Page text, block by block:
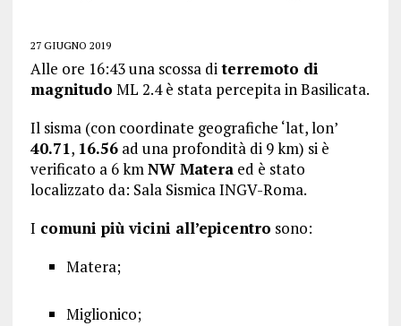
27 GIUGNO 2019
Alle ore 16:43 una scossa diterremoto di
magnitudo ML 2.4 è stata percepita in Basilicata.
Il sisma (con coordinate geografiche ‘lat, lon’
40.71, 16.56ad una profondità di 9 km) si è
verificato a 6 kmNW Materaed è stato
localizzato da: Sala Sismica INGV-Roma.
I comuni più vicini all’epicentro sono:
Matera;
Miglionico;